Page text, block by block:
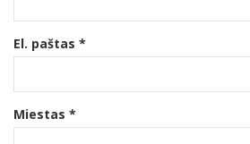
El. paštas *
Miestas *